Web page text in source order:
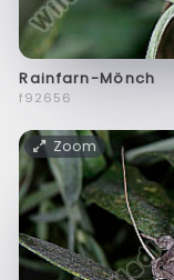
Rainfarn-Mönch
f92656
Zoom